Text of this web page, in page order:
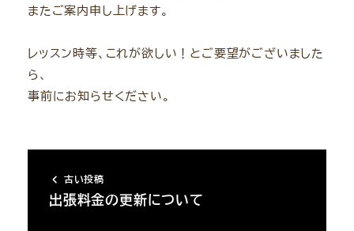
またご案内申し上げます。
レッスン時等、これが欲しい！とご要望がございました
ら、
事前にお知らせください。
古い投稿
出張料金の更新について